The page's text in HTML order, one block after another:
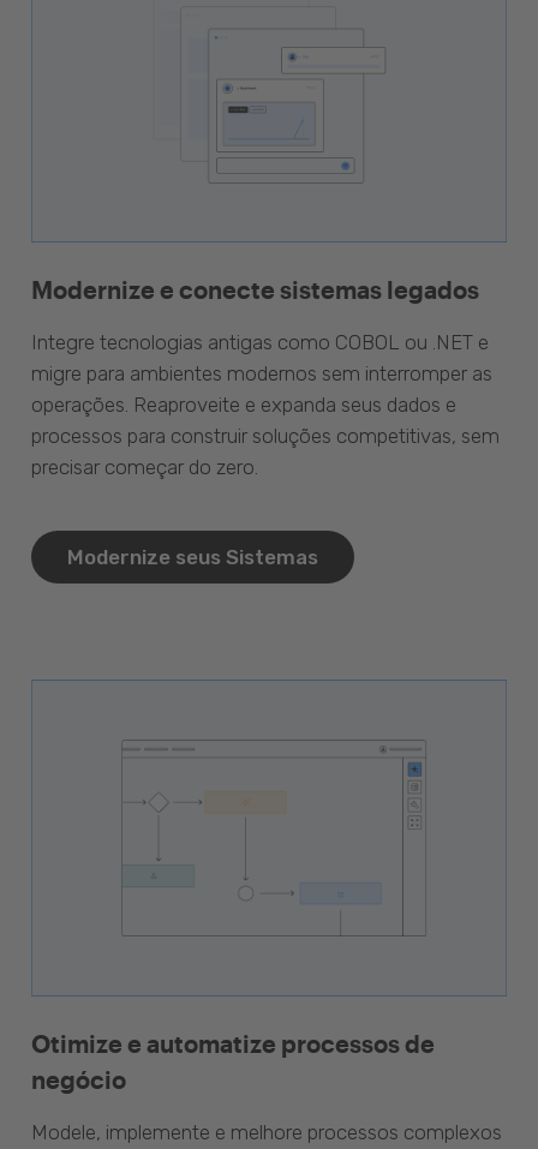
Modernize e conecte sistemas legados
Integre tecnologias antigas como COBOL ou .NET e
migre para ambientes modernos sem interromper as
operações. Reaproveite e expanda seus dados e
processos para construir soluções competitivas, sem
precisar começar do zero.
Modernize seus Sistemas
Otimize e automatize processos de
negócio
Modele, implemente e melhore processos complexos